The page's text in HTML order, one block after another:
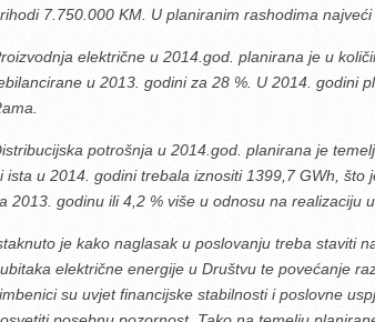
7.750.000 KM. U planiranim rashodima
električne u 2014.god. planirana je u
u 2013. godini za 28 %. U 2014. godini
potrošnja u 2014.god. planirana je
ista u 2014. godini trebala iznositi 1399,7 GWh, što
2013. godinu ili 4,2 % više u odnosu na realizaciju
je kako naglasak u poslovanju treba staviti
električne energije u Društvu te povećanje
su uvjet financijske stabilnosti i poslovne